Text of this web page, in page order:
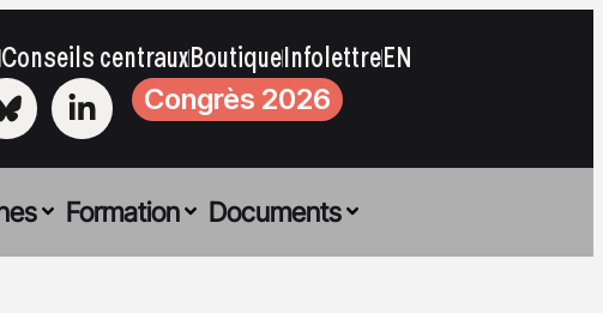
Conseils centrauxBoutiqueInfolettreEN
Congrès 2026
Formation Documents